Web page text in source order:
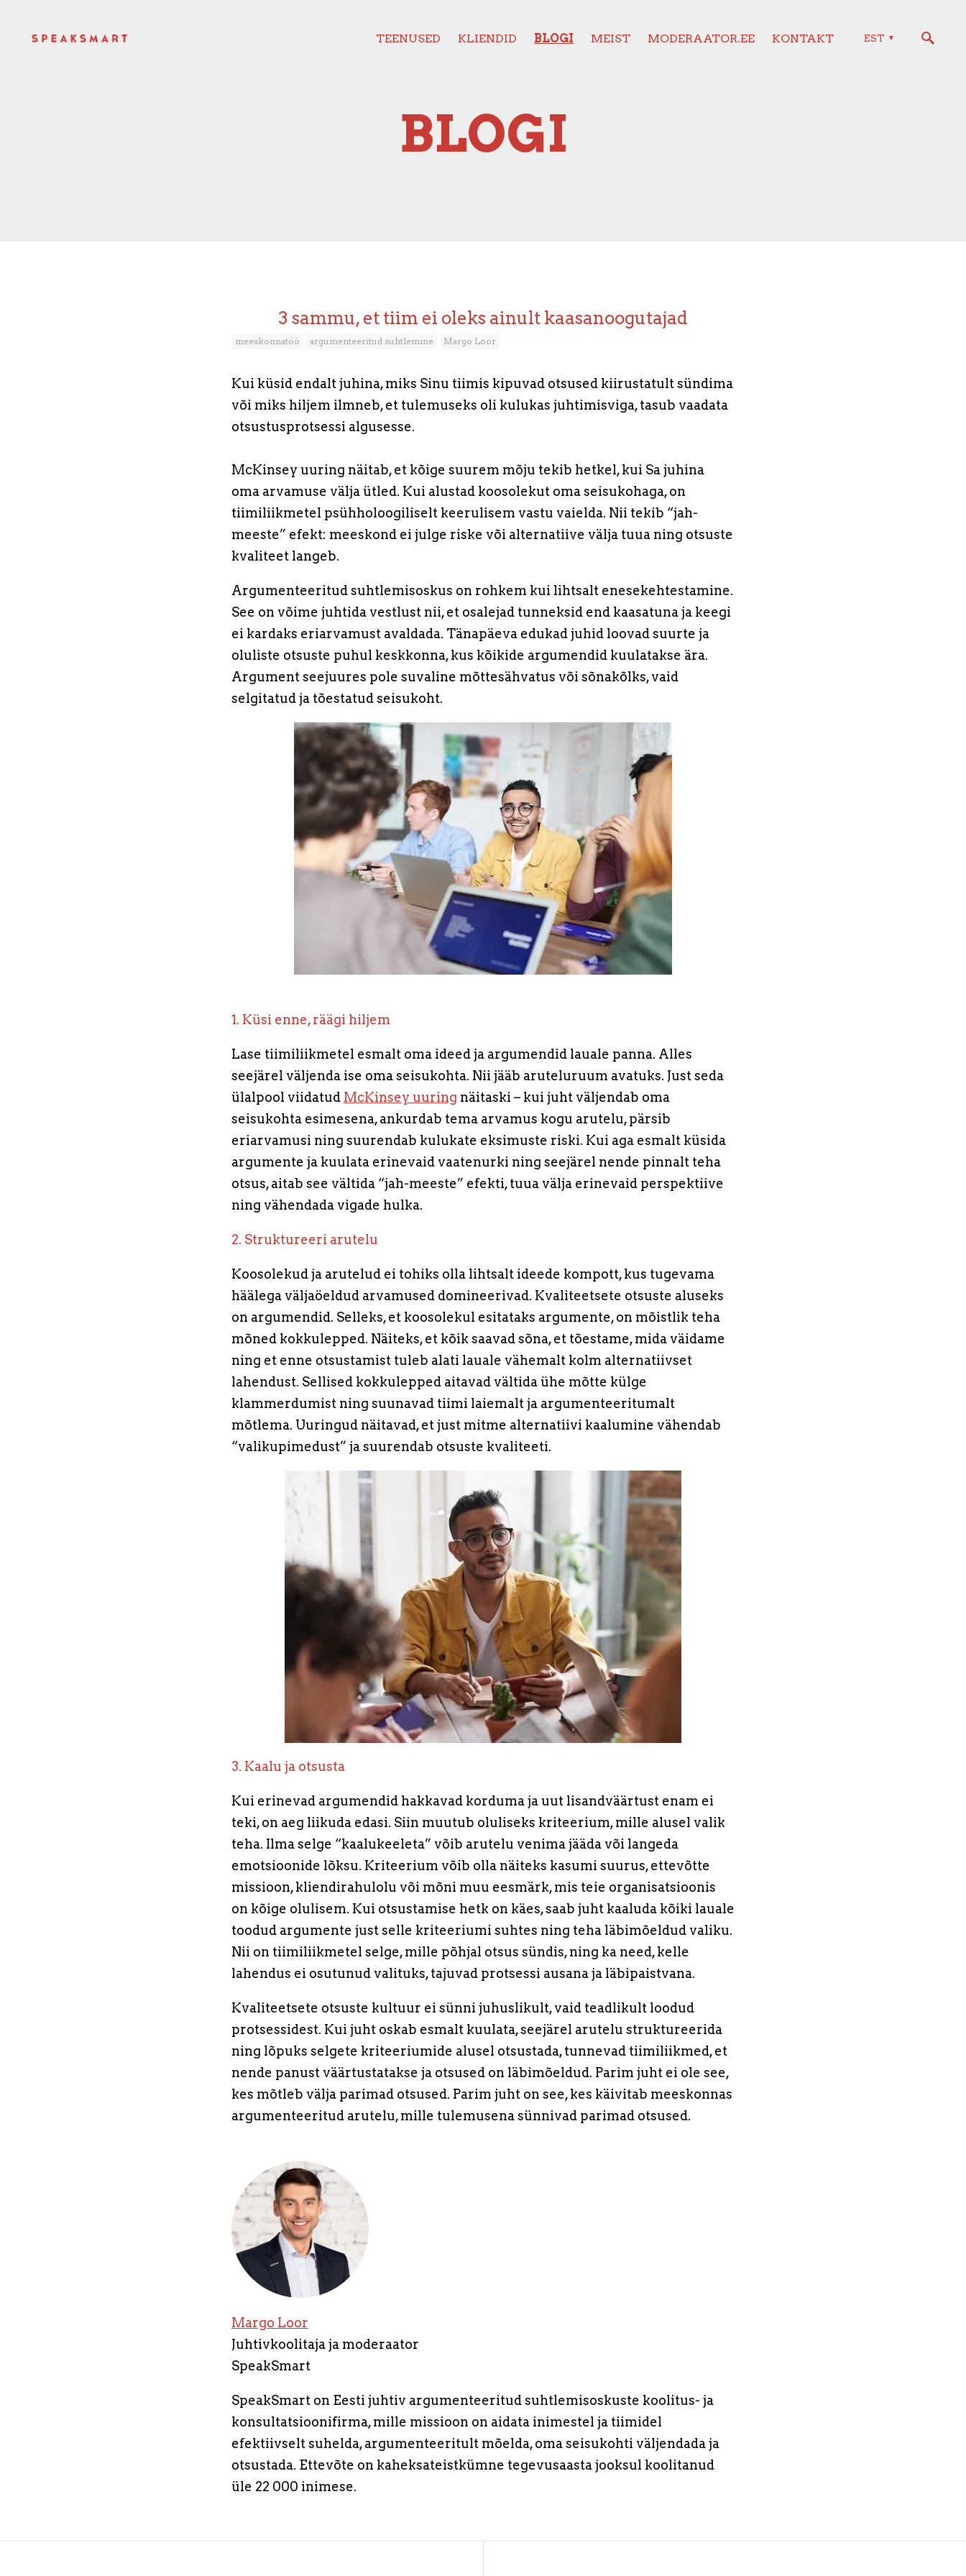
TEENUSED KLIENDID BLOGI MEIST MODERAATOR.EE KONTAKT EST
BLOGI
3 sammu, et tiim ei oleks ainult kaasanoogutajad
meeskonnatöö argumenteeritud suhtlemine Margo Loor
Kui küsid endalt juhina, miks Sinu tiimis kipuvad otsused kiirustatult sündima
või miks hiljem ilmneb, et tulemuseks oli kulukas juhtimisviga, tasub vaadata
otsustusprotsessi algusesse.
McKinsey uuring näitab, et kõige suurem mõju tekib hetkel, kui Sa juhina
oma arvamuse välja ütled. Kui alustad koosolekut oma seisukohaga, on
tiimiliikmetel psühholoogiliselt keerulisem vastu vaielda. Nii tekib “jah-
meeste” efekt: meeskond ei julge riske või alternatiive välja tuua ning otsuste
kvaliteet langeb.
Argumenteeritud suhtlemisoskus on rohkem kui lihtsalt enesekehtestamine.
See on võime juhtida vestlust nii, et osalejad tunneksid end kaasatuna ja keegi
ei kardaks eriarvamust avaldada. Tänapäeva edukad juhid loovad suurte ja
oluliste otsuste puhul keskkonna, kus kõikide argumendid kuulatakse ära.
Argument seejuures pole suvaline mõttesähvatus või sõnakõlks, vaid
selgitatud ja tõestatud seisukoht.
1. Küsi enne, räägi hiljem
Lase tiimiliikmetel esmalt oma ideed ja argumendid lauale panna. Alles
seejärel väljenda ise oma seisukohta. Nii jääb aruteluruum avatuks. Just seda
ülalpool viidatud McKinsey uuring näitaski – kui juht väljendab oma
seisukohta esimesena, ankurdab tema arvamus kogu arutelu, pärsib
eriarvamusi ning suurendab kulukate eksimuste riski. Kui aga esmalt küsida
argumente ja kuulata erinevaid vaatenurki ning seejärel nende pinnalt teha
otsus, aitab see vältida “jah-meeste” efekti, tuua välja erinevaid perspektiive
ning vähendada vigade hulka.
2. Struktureeri arutelu
Koosolekud ja arutelud ei tohiks olla lihtsalt ideede kompott, kus tugevama
häälega väljaöeldud arvamused domineerivad. Kvaliteetsete otsuste aluseks
on argumendid. Selleks, et koosolekul esitataks argumente, on mõistlik teha
mõned kokkulepped. Näiteks, et kõik saavad sõna, et tõestame, mida väidame
ning et enne otsustamist tuleb alati lauale vähemalt kolm alternatiivset
lahendust. Sellised kokkulepped aitavad vältida ühe mõtte külge
klammerdumist ning suunavad tiimi laiemalt ja argumenteeritumalt
mõtlema. Uuringud näitavad, et just mitme alternatiivi kaalumine vähendab
“valikupimedust” ja suurendab otsuste kvaliteeti.
3. Kaalu ja otsusta
Kui erinevad argumendid hakkavad korduma ja uut lisandväärtust enam ei
teki, on aeg liikuda edasi. Siin muutub oluliseks kriteerium, mille alusel valik
teha. Ilma selge “kaalukeeleta” võib arutelu venima jääda või langeda
emotsioonide lõksu. Kriteerium võib olla näiteks kasumi suurus, ettevõtte
missioon, kliendirahulolu või mõni muu eesmärk, mis teie organisatsioonis
on kõige olulisem. Kui otsustamise hetk on käes, saab juht kaaluda kõiki lauale
toodud argumente just selle kriteeriumi suhtes ning teha läbimõeldud valiku.
Nii on tiimiliikmetel selge, mille põhjal otsus sündis, ning ka need, kelle
lahendus ei osutunud valituks, tajuvad protsessi ausana ja läbipaistvana.
Kvaliteetsete otsuste kultuur ei sünni juhuslikult, vaid teadlikult loodud
protsessidest. Kui juht oskab esmalt kuulata, seejärel arutelu struktureerida
ning lõpuks selgete kriteeriumide alusel otsustada, tunnevad tiimiliikmed, et
nende panust väärtustatakse ja otsused on läbimõeldud. Parim juht ei ole see,
kes mõtleb välja parimad otsused. Parim juht on see, kes käivitab meeskonnas
argumenteeritud arutelu, mille tulemusena sünnivad parimad otsused.
Margo Loor
Juhtivkoolitaja ja moderaator
SpeakSmart
SpeakSmart on Eesti juhtiv argumenteeritud suhtlemisoskuste koolitus- ja
konsultatsioonifirma, mille missioon on aidata inimestel ja tiimidel
efektiivselt suhelda, argumenteeritult mõelda, oma seisukohti väljendada ja
otsustada. Ettevõte on kaheksateistkümne tegevusaasta jooksul koolitanud
üle 22 000 inimese.